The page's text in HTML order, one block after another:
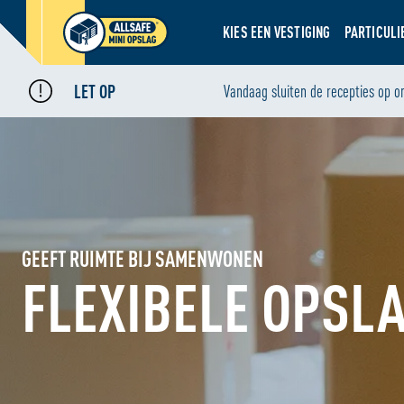
KIES EEN VESTIGING
LET OP Vandaag sluiten de recepties op
GEEFT RUIMTE BIJ SAMENWONEN
FLEXIBELE